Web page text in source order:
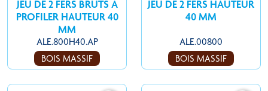
JEU DE 2 FERS BRUTS À
PROFILER HAUTEUR 40
MM
ALE.800H40.AP
BOIS MASSIF
JEU DE 2 FERS HAUTEUR
40 MM
ALE.00800
BOIS MASSIF